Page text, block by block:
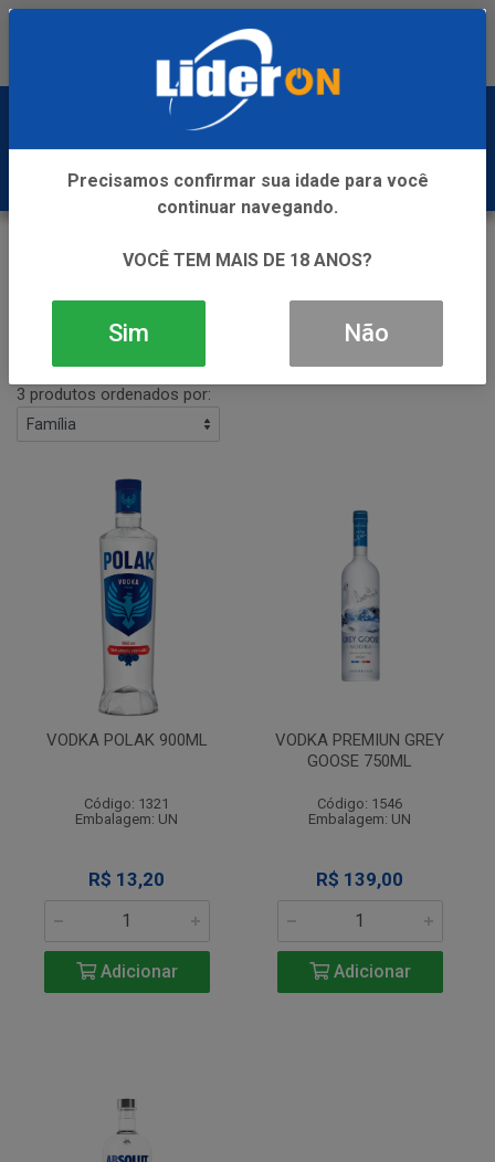
3 produtos ordenados por:
VODKA POLAK 900ML
Código: 1321
Embalagem: UN
R$ 13,20
Adicionar
VODKA PREMIUN GREY
GOOSE 750ML
Código: 1546
Embalagem: UN
R$ 139,00
Adicionar
Precisamos confirmar sua idade para você
continuar navegando.
VOCÊ TEM MAIS DE 18 ANOS?
Sim Não